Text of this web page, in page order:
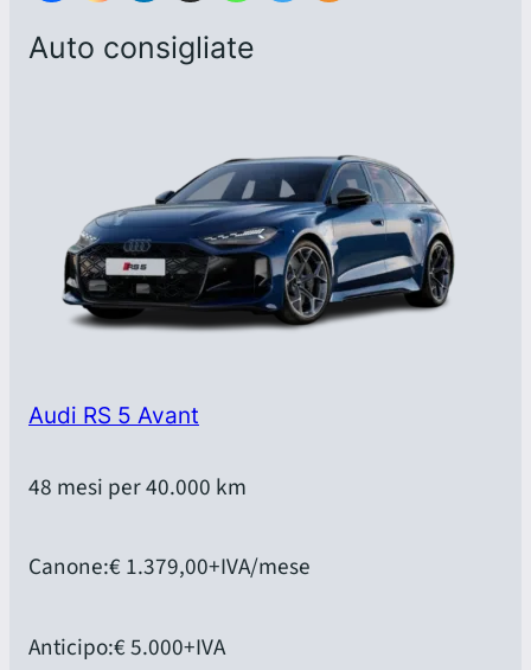
Auto consigliate
Audi RS 5 Avant
48 mesi per 40.000 km
Canone:€ 1.379,00+IVA/mese
Anticipo:€ 5.000+IVA